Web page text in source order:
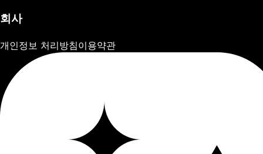
회사
개인정보 처리방침이용약관